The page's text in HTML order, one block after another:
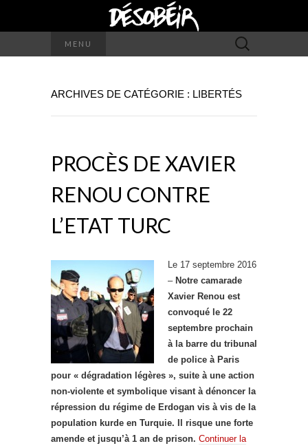
MENU Rechercher :
ARCHIVES DE CATÉGORIE : LIBERTÉS
PROCÈS DE XAVIER
RENOU CONTRE
L’ETAT TURC
Le 17 septembre 2016
– Notre camarade
Xavier Renou est
convoqué le 22
septembre prochain
à la barre du tribunal
de police à Paris
pour « dégradation légères », suite à une action
non-violente et symbolique visant à dénoncer la
répression du régime de Erdogan vis à vis de la
population kurde en Turquie. Il risque une forte
amende et jusqu’à 1 an de prison. Continuer la